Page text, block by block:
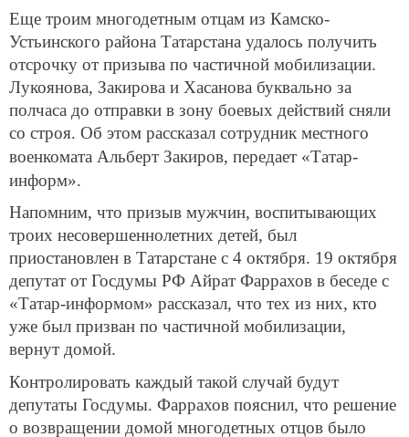
Еще троим многодетным отцам из Камско-
Устьинского района Татарстана удалось получить
отсрочку от призыва по частичной мобилизации.
Лукоянова, Закирова и Хасанова буквально за
полчаса до отправки в зону боевых действий сняли
со строя. Об этом рассказал сотрудник местного
военкомата Альберт Закиров, передает «Татар-
информ».
Напомним, что призыв мужчин, воспитывающих
троих несовершеннолетних детей, был
приостановлен в Татарстане с 4 октября. 19 октября
депутат от Госдумы РФ Айрат Фаррахов в беседе с
«Татар-информом» рассказал, что тех из них, кто
уже был призван по частичной мобилизации,
вернут домой.
Контролировать каждый такой случай будут
депутаты Госдумы. Фаррахов пояснил, что решение
о возвращении домой многодетных отцов было